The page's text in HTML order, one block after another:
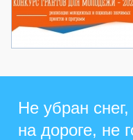
Не убран
на дороге, не